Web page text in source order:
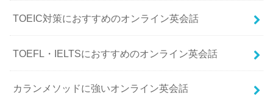
TOEIC対策におすすめのオンライン英会話
TOEFL・IELTSにおすすめのオンライン英会話
カランメソッドに強いオンライン英会話